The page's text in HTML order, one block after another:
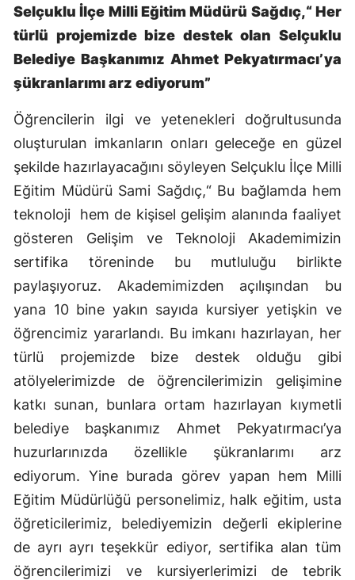
Selçuklu İlçe Milli Eğitim Müdürü Sağdıç,“ Her
türlü projemizde bize destek olan Selçuklu
Belediye Başkanımız Ahmet Pekyatırmacı’ya
şükranlarımı arz ediyorum”
Öğrencilerin ilgi ve yetenekleri doğrultusunda
oluşturulan imkanların onları geleceğe en güzel
şekilde hazırlayacağını söyleyen Selçuklu İlçe Milli
Eğitim Müdürü Sami Sağdıç,“ Bu bağlamda hem
teknoloji
hem de kişisel gelişim alanında faaliyet
gösteren Gelişim ve Teknoloji Akademimizin
sertifika töreninde bu mutluluğu birlikte
paylaşıyoruz. Akademimizden açılışından bu
yana 10 bine yakın sayıda kursiyer yetişkin ve
öğrencimiz yararlandı. Bu imkanı hazırlayan, her
türlü projemizde bize destek olduğu gibi
atölyelerimizde de öğrencilerimizin gelişimine
katkı sunan, bunlara ortam hazırlayan kıymetli
belediye başkanımız Ahmet Pekyatırmacı’ya
huzurlarınızda özellikle şükranlarımı arz
ediyorum. Yine burada görev yapan hem Milli
Eğitim Müdürlüğü personelimiz, halk eğitim, usta
öğreticilerimiz, belediyemizin değerli ekiplerine
de ayrı ayrı teşekkür ediyor, sertifika alan tüm
öğrencilerimizi ve kursiyerlerimizi de tebrik